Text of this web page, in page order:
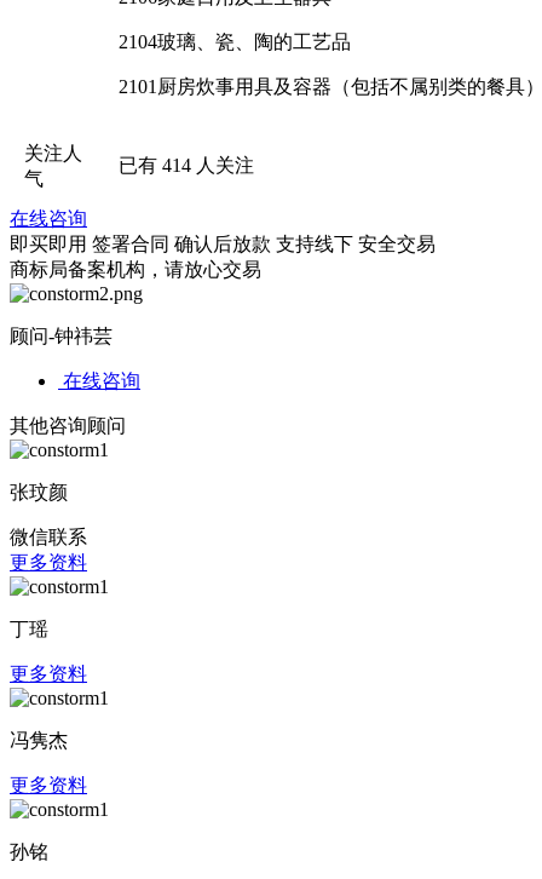
2104玻璃、瓷、陶的工艺品
2101厨房炊事用具及容器（包括不属别类的餐具
关注人
气
已有 414 人关注
在线咨询
即买即用 签署合同 确认后放款 支持线下 安全交易
商标局备案机构，请放心交易
顾问-钟祎芸
在线咨询
其他咨询顾问
张玟颜
微信联系
更多资料
丁瑶
更多资料
冯隽杰
更多资料
孙铭